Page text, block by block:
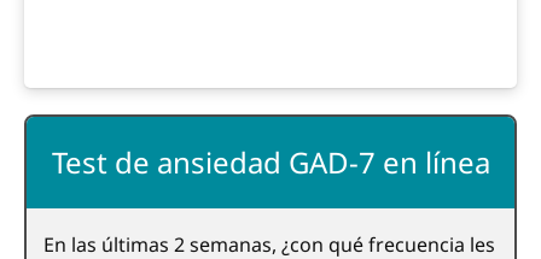
Test de ansiedad GAD-7 en línea
En las últimas 2 semanas, ¿con qué frecuencia les